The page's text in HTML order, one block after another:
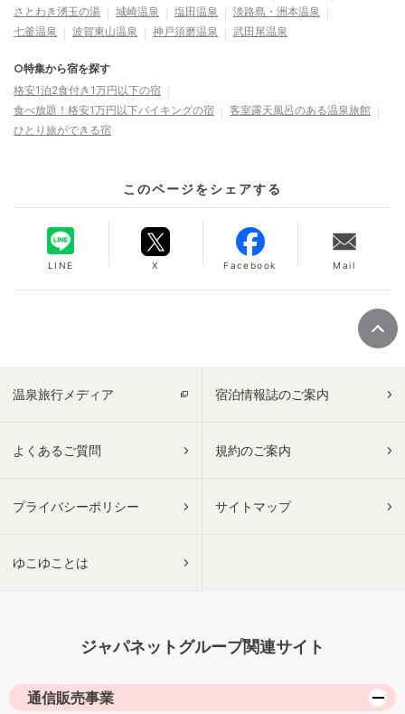
さとわき湧玉の湯
城崎温泉 塩田温泉
淡路島・洲本温泉
七釜温泉
波賀東山温泉 神戸須磨温泉 武田尾温泉
○特集から宿を探す
格安1泊2食付き1万円以下の宿
食べ放題！格安1万円以下バイキングの宿
客室露天風呂のある温泉旅館
ひとり旅ができる宿
このページをシェアする
LINE X Facebook Mail
温泉旅行メディア 宿泊情報誌のご案内
よくあるご質問 規約のご案内
プライバシーポリシー サイトマップ
ゆこゆことは
ジャパネットグループ関連サイト
通信販売事業